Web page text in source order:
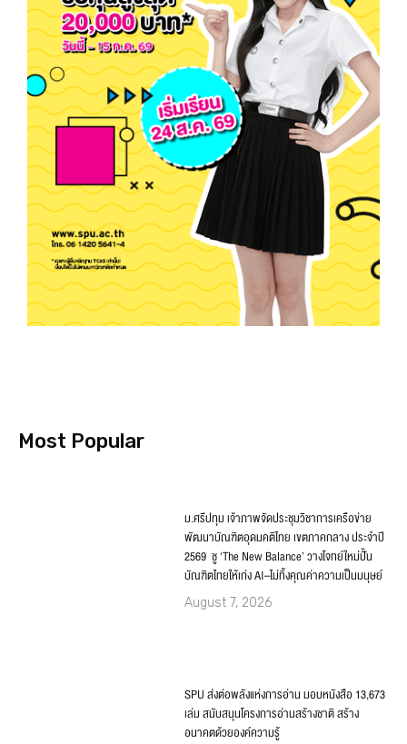
Most Popular
ม.ศรีปทุม เจ้าภาพจัดประชุมวิชาการเครือข่าย
พัฒนาบัณฑิตอุดมคติไทย เขตภาคกลาง ประจำปี
2569 ชู ‘The New Balance’ วางโจทย์ใหม่ปั้น
บัณฑิตไทยให้เก่ง AI–ไม่ทิ้งคุณค่าความเป็นมนุษย์
August 7, 2026
SPU ส่งต่อพลังแห่งการอ่าน มอบหนังสือ 13,673
เล่ม สนับสนุนโครงการอ่านสร้างชาติ สร้าง
อนาคตด้วยองค์ความรู้